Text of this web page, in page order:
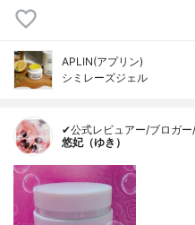
APLIN(アプリン)
シミレーズジェル
✔公式レビュアー/ブロガ
悠妃（ゆき）